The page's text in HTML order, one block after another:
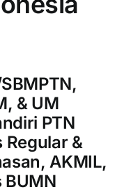
& UM
PTN
Regular &
AKMIL,
BUMN